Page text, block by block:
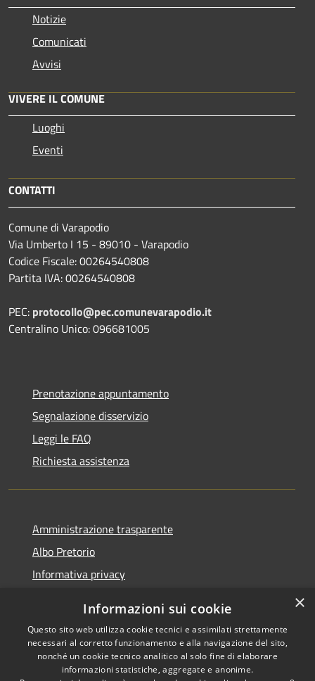
Notizie
Comunicati
Avvisi
VIVERE IL COMUNE
Luoghi
Eventi
CONTATTI
Comune di Varapodio
Via Umberto I 15 - 89010 - Varapodio
Codice Fiscale: 00264540808
Partita IVA: 00264540808
PEC: protocollo@pec.comunevarapodio.it
Centralino Unico: 096681005
Prenotazione appuntamento
Segnalazione disservizio
Leggi le FAQ
Richiesta assistenza
Amministrazione trasparente
Albo Pretorio
Informativa privacy
×
Informazioni sui cookie
Questo sito web utilizza cookie tecnici e assimilati strettamente
necessari al corretto funzionamento e alla navigazione del sito,
nonché un cookie tecnico analitico al solo fine di elaborare
informazioni statistiche, aggregate e anonime.